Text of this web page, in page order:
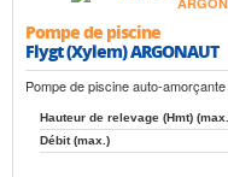
Pompe de piscine
Flygt (Xylem) ARGONAUT
Pompe de piscine auto-
Hauteur de relevage (Hmt)
Débit (max.)